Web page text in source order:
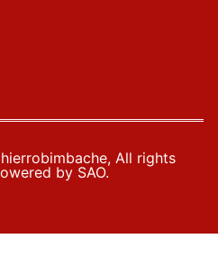
All rights
by SAO.